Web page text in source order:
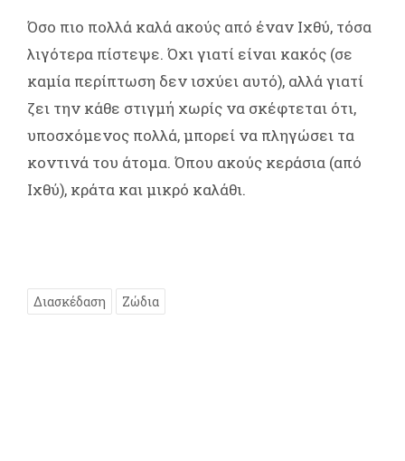
Όσο πιο πολλά καλά ακούς από έναν Ιχθύ, τόσα
λιγότερα πίστεψε. Όχι γιατί είναι κακός (σε
καμία περίπτωση δεν ισχύει αυτό), αλλά γιατί
ζει την κάθε στιγμή χωρίς να σκέφτεται ότι,
υποσχόμενος πολλά, μπορεί να πληγώσει τα
κοντινά του άτομα. Όπου ακούς κεράσια (από
Ιχθύ), κράτα και μικρό καλάθι.
Διασκέδαση Ζώδια